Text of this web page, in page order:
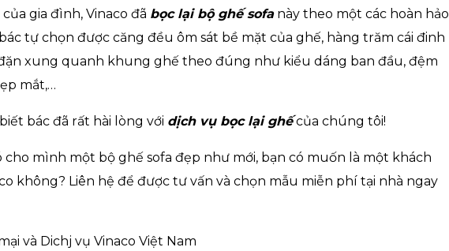
gia đình, Vinaco đã bọc lại bộ ghế sofanày theo một các hoàn hảo
tự chọn được căng đều ôm sát bề mặt của ghế, hàng trăm cái đinh
xung quanh khung ghế theo đúng như kiểu dáng ban đầu, đệm
mắt,…
bác đã rất hài lòng với dịch vụ bọc lại ghếcủa chúng tôi!
cho mình một bộ ghế sofa đẹp như mới, bạn có muốn là một khách
không? Liên hệ để được tư vấn và chọn mẫu miễn phí tại nhà ngay
và Dichj vụ Vinaco Việt Nam